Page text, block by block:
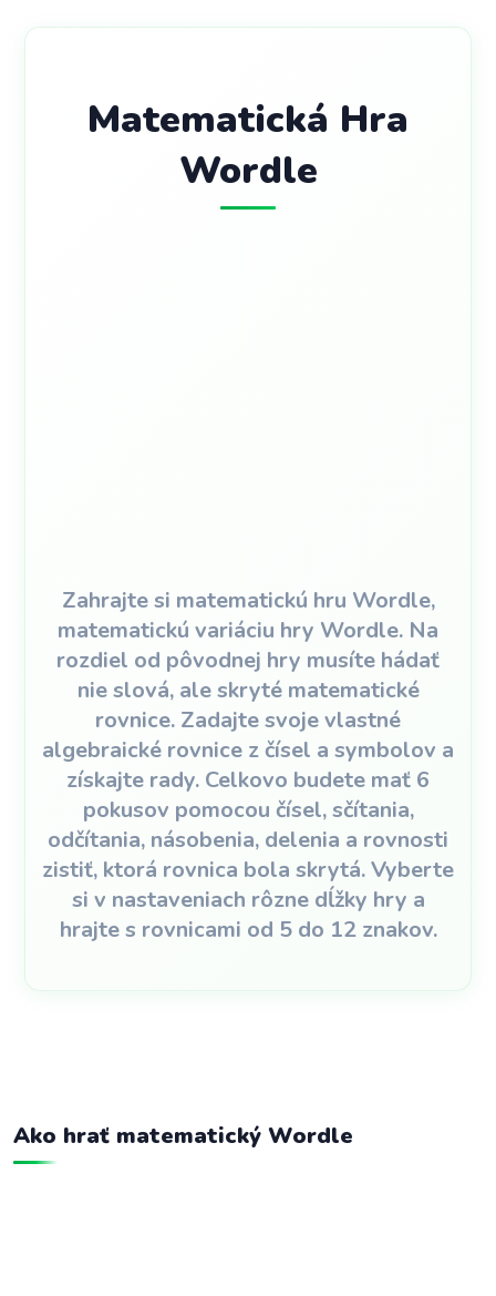
Matematická Hra
Wordle
Zahrajte si matematickú hru Wordle,
matematickú variáciu hry Wordle. Na
rozdiel od pôvodnej hry musíte hádať
nie slová, ale skryté matematické
rovnice. Zadajte svoje vlastné
algebraické rovnice z čísel a symbolov a
získajte rady. Celkovo budete mať 6
pokusov pomocou čísel, sčítania,
odčítania, násobenia, delenia a rovnosti
zistiť, ktorá rovnica bola skrytá. Vyberte
si v nastaveniach rôzne dĺžky hry a
hrajte s rovnicami od 5 do 12 znakov.
Ako hrať matematický Wordle